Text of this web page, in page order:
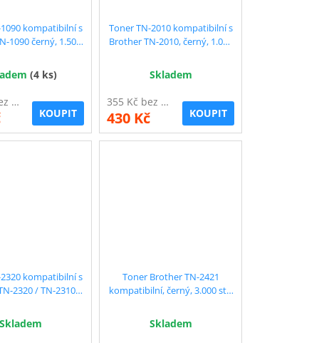
kompatibilní s
1090 černý, 1.500
(4 ks)
288 Kč bez DPH
KOUPIT
Toner TN-2010 kompatibilní s
Brother TN-2010, černý, 1.000
Skladem
355 Kč bez DPH
430 Kč KOUPIT
kompatibilní s
2320 / TN-2310,
Toner Brother TN-2421
kompatibilní, černý, 3.000 str.
Skladem